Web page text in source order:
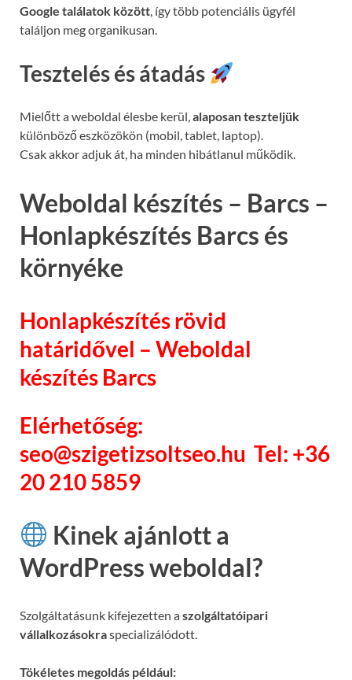
Google találatok között, így több potenciális ügyfél
találjon meg organikusan.
Tesztelés és átadás
Mielőtt a weboldal élesbe kerül,alaposan teszteljük
különböző eszközökön (mobil, tablet, laptop).
Csak akkor adjuk át, ha minden hibátlanul működik.
Weboldal készítés – Barcs –
Honlapkészítés Barcs és
környéke
Honlapkészítés rövid
határidővel – Weboldal
készítés Barcs
Elérhetőség:
seo@szigetizsoltseo.hu Tel: +36
20 210 5859
Kinek ajánlott a
WordPress weboldal?
Szolgáltatásunk kifejezetten aszolgáltatóipari
vállalkozásokraspecializálódott.
Tökéletes megoldás például: